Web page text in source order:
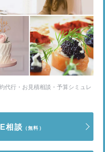
代行・お見積相談・予算シミュレ
相談 （無料）